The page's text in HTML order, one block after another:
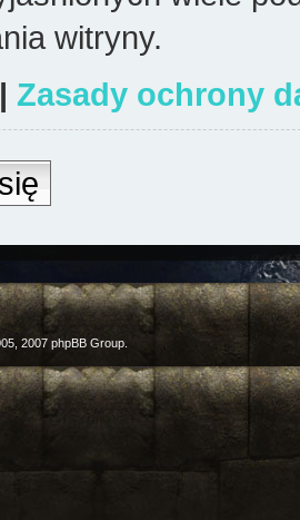
witryny.
| Zasady ochrony
2007 phpBB Group.